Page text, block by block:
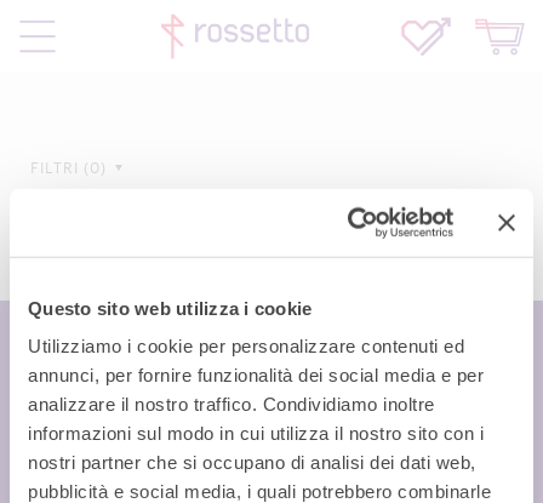
Questo sito web utilizza i cookie
Utilizziamo i cookie per personalizzare contenuti ed
annunci, per fornire funzionalità dei social media e per
analizzare il nostro traffico. Condividiamo inoltre
informazioni sul modo in cui utilizza il nostro sito con i
nostri partner che si occupano di analisi dei dati web,
pubblicità e social media, i quali potrebbero combinarle
FILTRI 0